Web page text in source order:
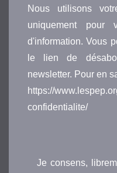
Nous utilisons
uniquement pour
d'information. Vous
le lien de
newsletter. Pour en
https://
confidentialite/
Je consens,